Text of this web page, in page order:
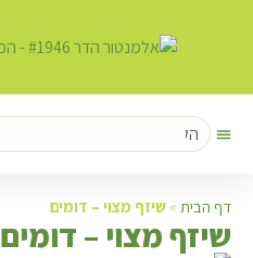
דף הבית » שיזף מצוי – דומים
שיזף מצוי – דומים